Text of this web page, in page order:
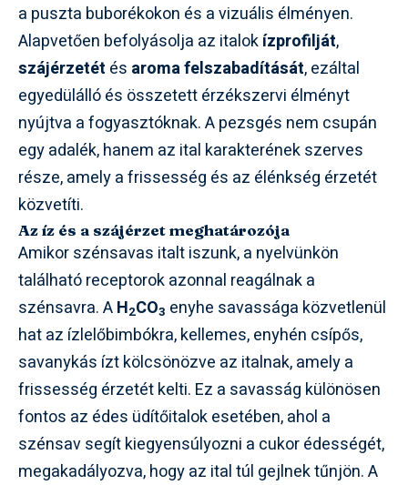
a puszta buborékokon és a vizuális élményen.
Alapvetően befolyásolja az italokízprofilját,
szájérzetét és aroma felszabadítását, ezáltal
egyedülálló és összetett érzékszervi élményt
nyújtva a fogyasztóknak. A pezsgés nem csupán
egy adalék, hanem az ital karakterének szerves
része, amely a frissesség és az élénkség érzetét
közvetíti.
Az íz és a szájérzet meghatározója
Amikor szénsavas italt iszunk, a nyelvünkön
található receptorok azonnal reagálnak a
szénsavra. AH2CO3 enyhe savassága közvetlenül
hat az ízlelőbimbókra, kellemes, enyhén csípős,
savanykás ízt kölcsönözve az italnak, amely a
frissesség érzetét kelti. Ez a savasság különösen
fontos az édes üdítőitalok esetében, ahol a
szénsav segít kiegyensúlyozni a cukor édességét,
megakadályozva, hogy az ital túl gejlnek tűnjön. A